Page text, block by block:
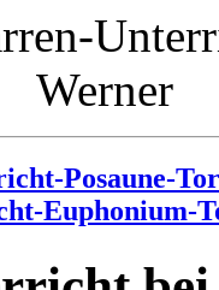
Werner